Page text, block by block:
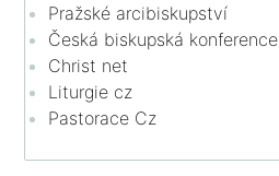
Pražské arcibiskupství
Česká biskupská konference
Christ net
Liturgie cz
Pastorace Cz